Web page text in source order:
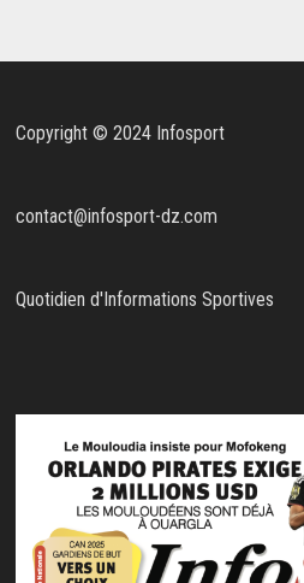
Copyright © 2024 Infosport
contact@infosport-dz.com
Quotidien d'Informations Sportives